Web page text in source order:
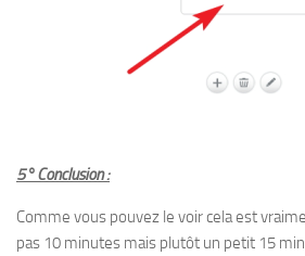
5° Conclusion :
Comme vous pouvez le voir cela est
pas 10 minutes mais plutôt un petit 15